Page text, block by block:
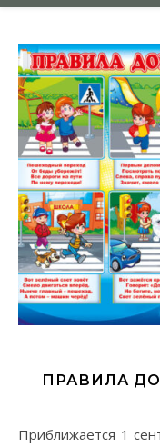
ПРАВИЛА
Приближается 1 сентября, новый учебный год. Сейчас